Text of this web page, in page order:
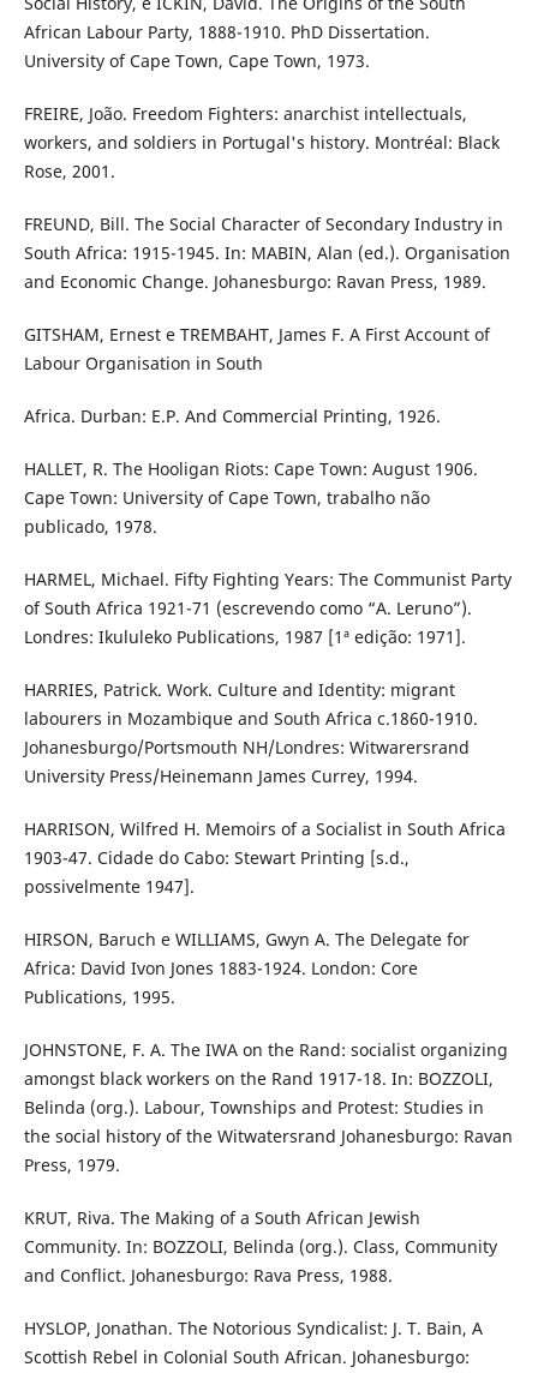
African Labour Party, 1888-1910. PhD Dissertation.
University of Cape Town, Cape Town, 1973.
FREIRE, João. Freedom Fighters: anarchist intellectuals,
workers, and soldiers in Portugal's history. Montréal: Black
Rose, 2001.
FREUND, Bill. The Social Character of Secondary Industry in
South Africa: 1915-1945. In: MABIN, Alan (ed.). Organisation
and Economic Change. Johanesburgo: Ravan Press, 1989.
GITSHAM, Ernest e TREMBAHT, James F. A First Account of
Labour Organisation in South
Africa. Durban: E.P. And Commercial Printing, 1926.
HALLET, R. The Hooligan Riots: Cape Town: August 1906.
Cape Town: University of Cape Town, trabalho não
publicado, 1978.
HARMEL, Michael. Fifty Fighting Years: The Communist Party
of South Africa 1921-71 (escrevendo como “A. Leruno”).
Londres: Ikululeko Publications, 1987 [1ª edição: 1971].
HARRIES, Patrick. Work. Culture and Identity: migrant
labourers in Mozambique and South Africa c.1860-1910.
Johanesburgo/Portsmouth NH/Londres: Witwarersrand
University Press/Heinemann James Currey, 1994.
HARRISON, Wilfred H. Memoirs of a Socialist in South Africa
1903-47. Cidade do Cabo: Stewart Printing [s.d.,
possivelmente 1947].
HIRSON, Baruch e WILLIAMS, Gwyn A. The Delegate for
Africa: David Ivon Jones 1883-1924. London: Core
Publications, 1995.
JOHNSTONE, F. A. The IWA on the Rand: socialist organizing
amongst black workers on the Rand 1917-18. In: BOZZOLI,
Belinda (org.). Labour, Townships and Protest: Studies in
the social history of the Witwatersrand Johanesburgo: Ravan
Press, 1979.
KRUT, Riva. The Making of a South African Jewish
Community. In: BOZZOLI, Belinda (org.). Class, Community
and Conflict. Johanesburgo: Rava Press, 1988.
HYSLOP, Jonathan. The Notorious Syndicalist: J. T. Bain, A
Scottish Rebel in Colonial South African. Johanesburgo: